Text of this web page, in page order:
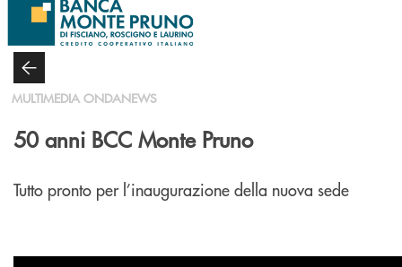
Salta al contenuto principale
MULTIMEDIA ONDANEWS
50 anni BCC Monte Pruno
Tutto pronto per l’inaugurazione della nuova sede